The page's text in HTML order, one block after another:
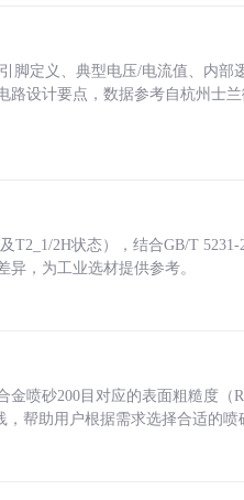
脚定义、典型电压/电流值、内部
设计要点，数据参考自杭州士
2H状态），结合GB/T
，为工业选材提供参考。
喷砂200目对应的表面粗糙度（
帮助用户根据需求选择合适的喷